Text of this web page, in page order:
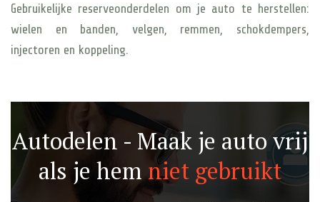
Gebruikelijke reserveonderdelen om je auto te herstellen:
wielen en banden, velgen, remmen, schokdempers,
injectoren en koppeling.
Autodelen - Maak je auto vrij
als je hem niet gebruikt